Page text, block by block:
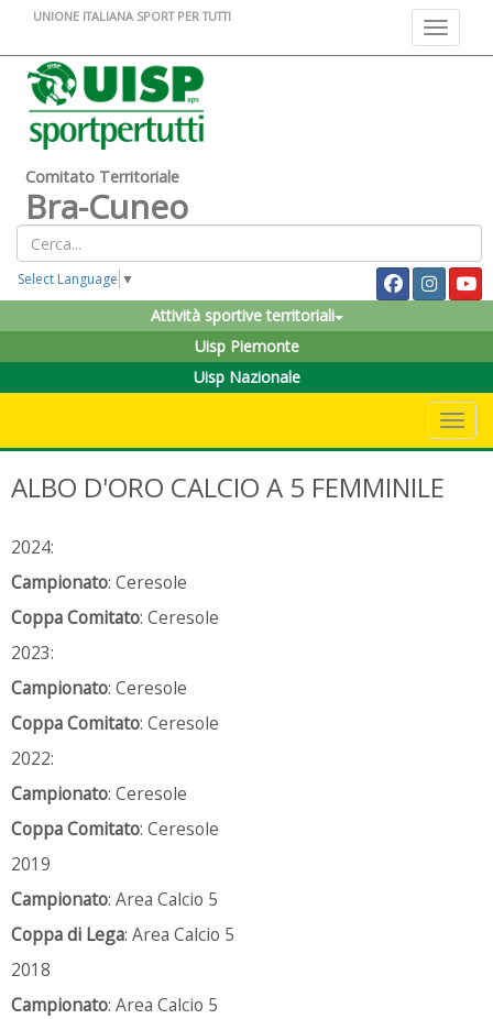
Toggle
UNIONE ITALIANA SPORT PER TUTTI
Comitato Territoriale
Bra-Cuneo
Select Language ▼
Attività sportive territoriali
Uisp Piemonte
Uisp Nazionale
ALBO D'ORO CALCIO A 5 FEMMINILE
2024:
Campionato: Ceresole
Coppa Comitato: Ceresole
2023:
Campionato: Ceresole
Coppa Comitato: Ceresole
2022:
Campionato: Ceresole
Coppa Comitato: Ceresole
2019
Campionato: Area Calcio 5
Coppa di Lega: Area Calcio 5
2018
Campionato: Area Calcio 5